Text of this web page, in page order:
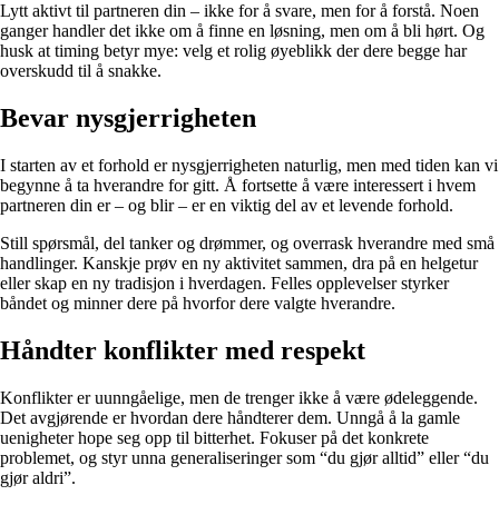
Lytt aktivt til partneren din – ikke for å svare, men for å forstå. Noen
ganger handler det ikke om å finne en løsning, men om å bli hørt. Og
husk at timing betyr mye: velg et rolig øyeblikk der dere begge har
overskudd til å snakke.
Bevar nysgjerrigheten
I starten av et forhold er nysgjerrigheten naturlig, men med tiden kan vi
begynne å ta hverandre for gitt. Å fortsette å være interessert i hvem
partneren din er – og blir – er en viktig del av et levende forhold.
Still spørsmål, del tanker og drømmer, og overrask hverandre med små
handlinger. Kanskje prøv en ny aktivitet sammen, dra på en helgetur
eller skap en ny tradisjon i hverdagen. Felles opplevelser styrker
båndet og minner dere på hvorfor dere valgte hverandre.
Håndter konflikter med respekt
Konflikter er uunngåelige, men de trenger ikke å være ødeleggende.
Det avgjørende er hvordan dere håndterer dem. Unngå å la gamle
uenigheter hope seg opp til bitterhet. Fokuser på det konkrete
problemet, og styr unna generaliseringer som “du gjør alltid” eller “du
gjør aldri”.